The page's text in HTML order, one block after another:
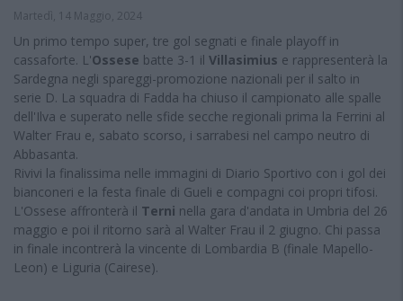
Martedì, 14 Maggio, 2024
Un primo tempo super, tre gol segnati e finale playoff in
cassaforte. L'Ossese batte 3-1 il Villasimius e rappresenterà la
Sardegna negli spareggi-promozione nazionali per il salto in
serie D. La squadra di Fadda ha chiuso il campionato alle spalle
dell'Ilva e superato nelle sfide secche regionali prima la Ferrini al
Walter Frau e, sabato scorso, i sarrabesi nel campo neutro di
Abbasanta.
Rivivi la finalissima nelle immagini di Diario Sportivo con i gol dei
bianconeri e la festa finale di Gueli e compagni coi propri tifosi.
L'Ossese affronterà il Terni nella gara d'andata in Umbria del 26
maggio e poi il ritorno sarà al Walter Frau il 2 giugno. Chi passa
in finale incontrerà la vincente di Lombardia B (finale Mapello-
Leon) e Liguria (Cairese).